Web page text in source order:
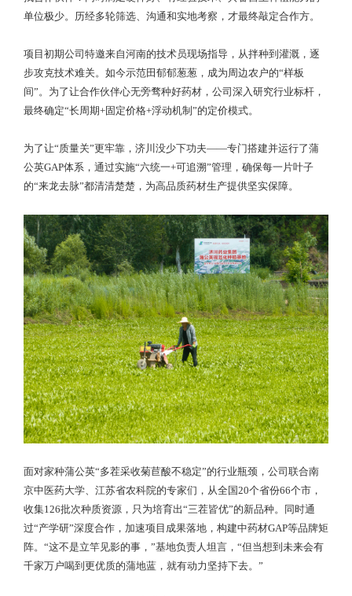
单位极少。历经多轮筛选、沟通和实地考察，才最终敲定合作方。
项目初期公司特邀来自河南的技术员现场指导，从拌种到灌溉，逐
步攻克技术难关。如今示范田郁郁葱葱，成为周边农户的“样板
间”。为了让合作伙伴心无旁骛种好药材，公司深入研究行业标杆，
最终确定“长周期+固定价格+浮动机制”的定价模式。
为了让“质量关”更牢靠，济川没少下功夫——专门搭建并运行了蒲
公英GAP体系，通过实施“六统一+可追溯”管理，确保每一片叶子
的“来龙去脉”都清清楚楚，为高品质药材生产提供坚实保障。
面对家种蒲公英“多茬采收菊苣酸不稳定”的行业瓶颈，公司联合南
京中医药大学、江苏省农科院的专家们，从全国20个省份66个市，
收集126批次种质资源，只为培育出“三茬皆优”的新品种。同时通
过“产学研”深度合作，加速项目成果落地，构建中药材GAP等品牌矩
阵。“这不是立竿见影的事，”基地负责人坦言，“但当想到未来会有
千家万户喝到更优质的蒲地蓝，就有动力坚持下去。”